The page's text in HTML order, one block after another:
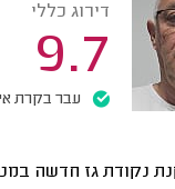
דירוג כללי
9.7
עבר בקרת
נקודת גז חדשה